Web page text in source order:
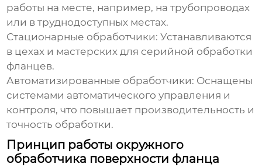
работы на месте, например, на трубопроводах
или в труднодоступных местах.
Стационарные обработчики: Устанавливаются
в цехах и мастерских для серийной обработки
фланцев.
Автоматизированные обработчики: Оснащены
системами автоматического управления и
контроля, что повышает производительность и
точность обработки.
Принцип работы окружного
обработчика поверхности фланца